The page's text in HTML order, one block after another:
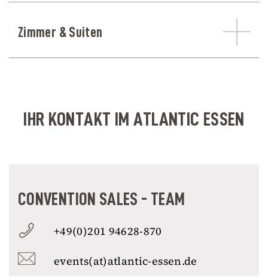
Zimmer & Suiten
IHR KONTAKT IM ATLANTIC ESSEN
CONVENTION SALES - TEAM
+49(0)201 94628-870
events(at)atlantic-essen.de